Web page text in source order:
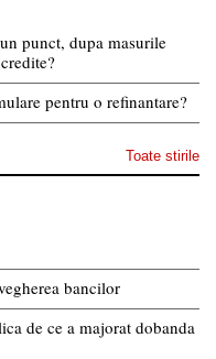
punct, dupa masurile
pentru o refinantare?
Toate stirile
bancilor
de ce a majorat dobanda